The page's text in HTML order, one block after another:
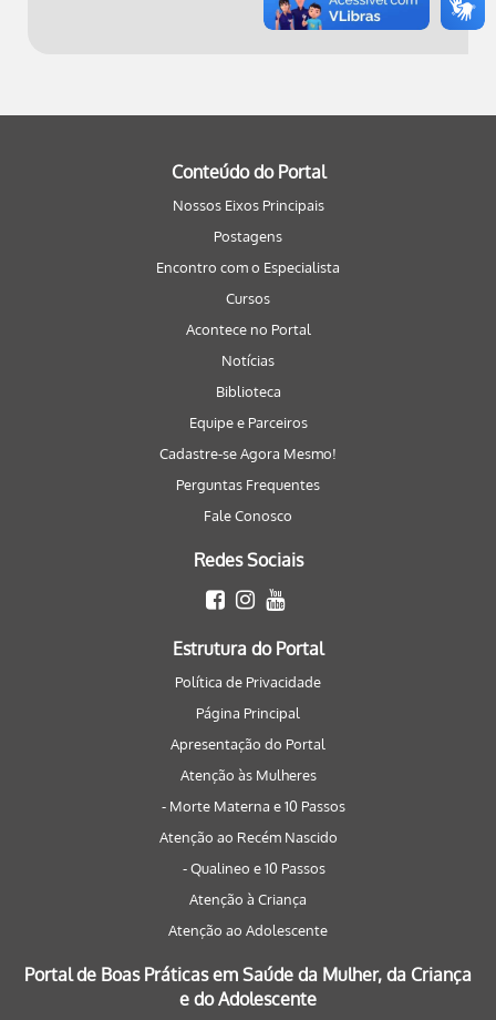
Conteúdo do Portal
Nossos Eixos Principais
Postagens
Encontro com o Especialista
Cursos
Acontece no Portal
Notícias
Biblioteca
Equipe e Parceiros
Cadastre-se Agora Mesmo!
Perguntas Frequentes
Fale Conosco
Redes Sociais
Estrutura do Portal
Política de Privacidade
Página Principal
Apresentação do Portal
Atenção às Mulheres
- Morte Materna e 10 Passos
Atenção ao Recém Nascido
- Qualineo e 10 Passos
Atenção à Criança
Atenção ao Adolescente
Portal de Boas Práticas em Saúde da Mulher, da Criança
e do Adolescente